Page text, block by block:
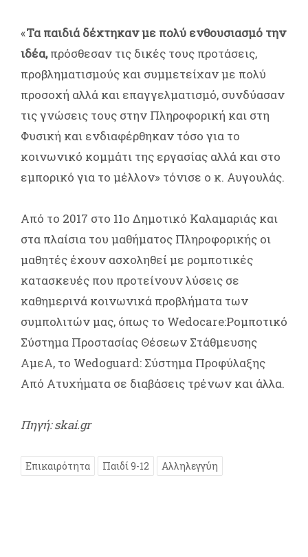
«Τα παιδιά δέχτηκαν με πολύ ενθουσιασμό την
ιδέα,πρόσθεσαν τις δικές τους προτάσεις,
προβληματισμούς και συμμετείχαν με πολύ
προσοχή αλλά και επαγγελματισμό, συνδύασαν
τις γνώσεις τους στην Πληροφορική και στη
Φυσική και ενδιαφέρθηκαν τόσο για το
κοινωνικό κομμάτι της εργασίας αλλά και στο
εμπορικό για το μέλλον» τόνισε ο κ. Αυγουλάς.
Από το 2017 στο 11ο Δημοτικό Καλαμαριάς και
στα πλαίσια του μαθήματος Πληροφορικής οι
μαθητές έχουν ασχοληθεί με ρομποτικές
κατασκευές που προτείνουν λύσεις σε
καθημερινά κοινωνικά προβλήματα των
συμπολιτών μας, όπως το Wedocare:Ρομποτικό
Σύστημα Προστασίας Θέσεων Στάθμευσης
ΑμεΑ, το Wedoguard: Σύστημα Προφύλαξης
Από Ατυχήματα σε διαβάσεις τρένων και άλλα.
Πηγή: skai.gr
Επικαιρότητα Παιδί 9-12 Αλληλεγγύη